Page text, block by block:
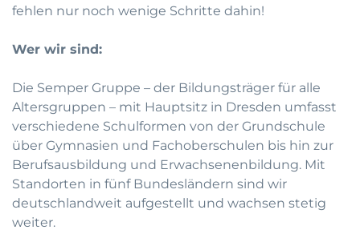
fehlen nur noch wenige Schritte dahin!
Wer wir sind:
Die Semper Gruppe – der Bildungsträger für alle
Altersgruppen – mit Hauptsitz in Dresden umfasst
verschiedene Schulformen von der Grundschule
über Gymnasien und Fachoberschulen bis hin zur
Berufsausbildung und Erwachsenenbildung. Mit
Standorten in fünf Bundesländern sind wir
deutschlandweit aufgestellt und wachsen stetig
weiter.